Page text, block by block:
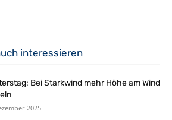
interessieren
Bei Starkwind mehr Höhe am Wind
2025